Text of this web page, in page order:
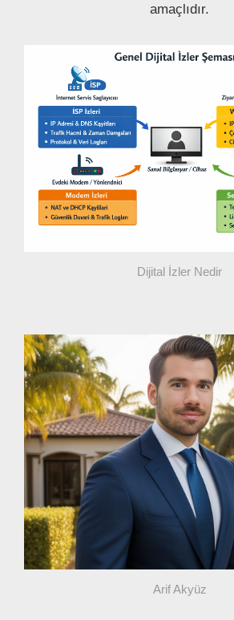
amaçlıdır.
Dijital İzler Nedir
Arif Akyüz